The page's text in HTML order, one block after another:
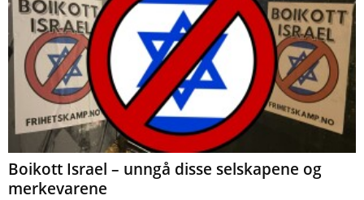
Boikott Israel – unngå disse selskapene og
merkevarene